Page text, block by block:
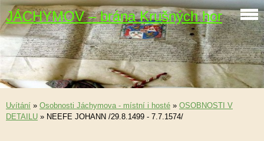
JÁCHYMOV – brána Krušných hor
Uvítání » Osobnosti Jáchymova - místní i hosté » OSOBNOSTI V
DETAILU » NEEFE JOHANN /29.8.1499 - 7.7.1574/